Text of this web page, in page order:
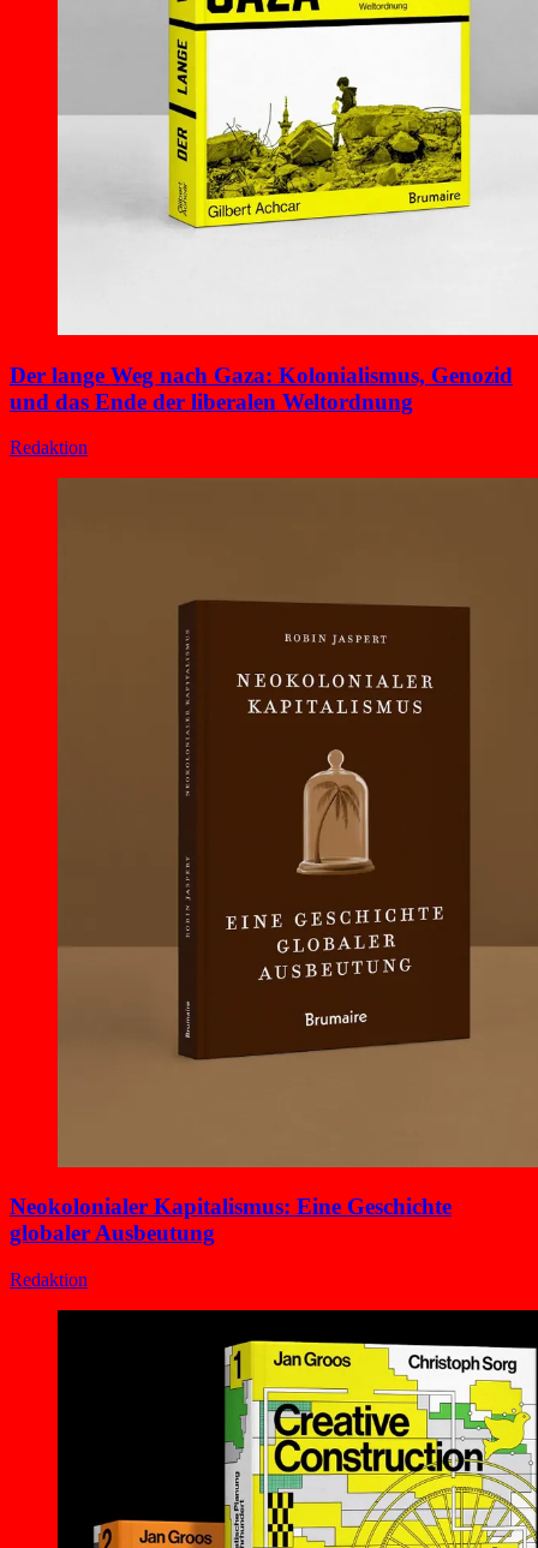
Der lange Weg nach Gaza: Kolonialismus, Genozid
und das Ende der liberalen Weltordnung
Redaktion
Neokolonialer Kapitalismus: Eine Geschichte
globaler Ausbeutung
Redaktion